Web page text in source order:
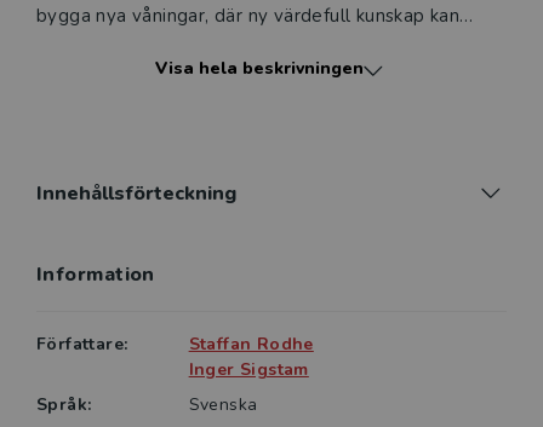
bygga nya våningar, där ny värdefull kunskap kan
(blivande) lärare lämpar sig boken för alla de, som vill
Denna femte upplaga ges ut som mjukband, men
Visa hela beskrivningen
Innehållsförteckning
Information
Författare:
Staffan Rodhe
Inger Sigstam
Språk:
Svenska